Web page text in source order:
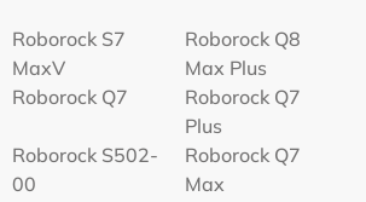
Roborock S7
MaxV
Roborock Q8
Max Plus
Roborock Q7
Roborock Q7
Plus
Roborock S502-
00
Roborock Q7
Max